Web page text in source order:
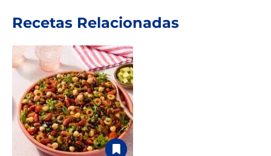
Recetas Relacionadas